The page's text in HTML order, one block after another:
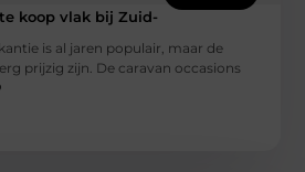
koop vlak bij Zuid-
is al jaren populair, maar de
prijzig zijn. De caravan occasions